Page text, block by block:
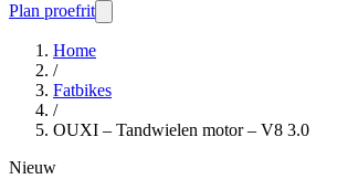
Plan proefrit
Home
/
Fatbikes
/
OUXI – Tandwielen motor – V8 3.0
Nieuw